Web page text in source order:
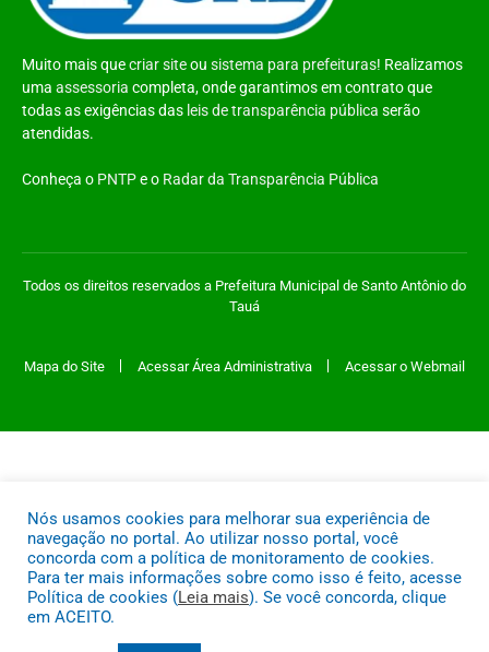
Muito mais quecriar siteou sistema para prefeituras! Realizamos
uma assessoria completa, onde garantimos em contrato que
todas as exigências das leis de transparência pública serão
atendidas.
Conheça o PNTPe o Radar da Transparência Pública
Todos os direitos reservados a Prefeitura Municipal de Santo Antônio do
Tauá
Mapa do Site Acessar Área Administrativa Acessar o Webmail
Nós usamos cookies para melhorar sua experiência de
navegação no portal. Ao utilizar nosso portal, você
concorda com a política de monitoramento de cookies.
Para ter mais informações sobre como isso é feito, acesse
Política de cookies (Leia mais). Se você concorda, clique
em ACEITO.